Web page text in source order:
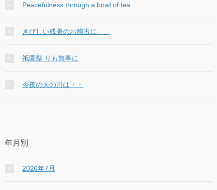
Peacefulness through a bowl of tea
きびしい残暑のお稽古に、、
祇園祭 りも無事に
今夜の天の川は・・
年月別
2026年7月